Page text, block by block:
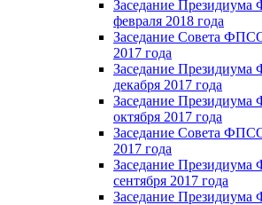
Заседание
февраля 2018 года
Заседание Совета
2017 года
Заседание
декабря 2017 года
Заседание
октября 2017 года
Заседание Совета
2017 года
Заседание
сентября 2017 года
Заседание